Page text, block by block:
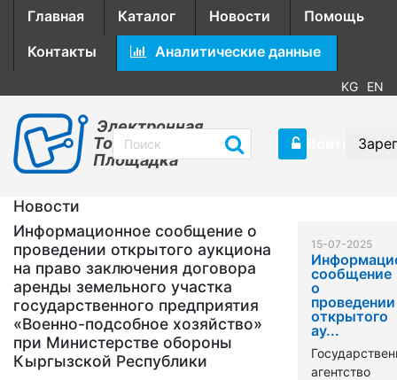
Главная Каталог Новости
Помощь
Контакты
Аналитические данные
KG EN
Электронная
Торговая
Площадка
Новости
Информационное сообщение о
проведении открытого аукциона
на право заключения договора
аренды земельного участка
государственного предприятия
«Военно-подсобное хозяйство»
при Министерстве обороны
Кыргызской Республики
15-07-2025
сообщение
о
проведении
открытого
ау...
агентство